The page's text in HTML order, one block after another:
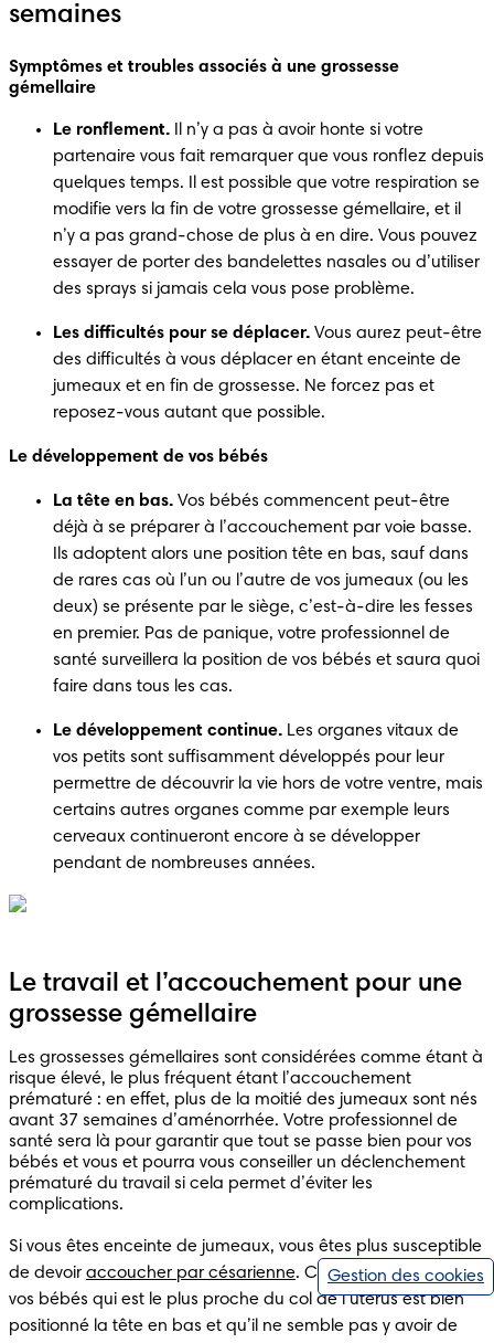
semaines
Symptômes et troubles associés à une grossesse
gémellaire
Le ronflement. Il n’y a pas à avoir honte si votre
partenaire vous fait remarquer que vous ronflez depuis
quelques temps. Il est possible que votre respiration se
modifie vers la fin de votre grossesse gémellaire, et il
n’y a pas grand-chose de plus à en dire. Vous pouvez
essayer de porter des bandelettes nasales ou d’utiliser
des sprays si jamais cela vous pose problème.
Les difficultés pour se déplacer. Vous aurez peut-être
des difficultés à vous déplacer en étant enceinte de
jumeaux et en fin de grossesse. Ne forcez pas et
reposez-vous autant que possible.
Le développement de vos bébés
La tête en bas. Vos bébés commencent peut-être
déjà à se préparer à l’accouchement par voie basse.
Ils adoptent alors une position tête en bas, sauf dans
de rares cas où l’un ou l’autre de vos jumeaux (ou les
deux) se présente par le siège, c’est-à-dire les fesses
en premier. Pas de panique, votre professionnel de
santé surveillera la position de vos bébés et saura quoi
faire dans tous les cas.
Le développement continue. Les organes vitaux de
vos petits sont suffisamment développés pour leur
permettre de découvrir la vie hors de votre ventre, mais
certains autres organes comme par exemple leurs
cerveaux continueront encore à se développer
pendant de nombreuses années.
Le travail et l’accouchement pour une
grossesse gémellaire
Les grossesses gémellaires sont considérées comme étant à
risque élevé, le plus fréquent étant l’accouchement
prématuré : en effet, plus de la moitié des jumeaux sont nés
avant 37 semaines d’aménorrhée. Votre professionnel de
santé sera là pour garantir que tout se passe bien pour vos
bébés et vous et pourra vous conseiller un déclenchement
prématuré du travail si cela permet d’éviter les
complications.
Si vous êtes enceinte de jumeaux, vous êtes plus susceptible
de devoir accoucher par césarienne. Cependant, si celui de
vos bébés qui est le plus proche du col de l’utérus est bien
positionné la tête en bas et qu’il ne semble pas y avoir de
Gestion des cookies